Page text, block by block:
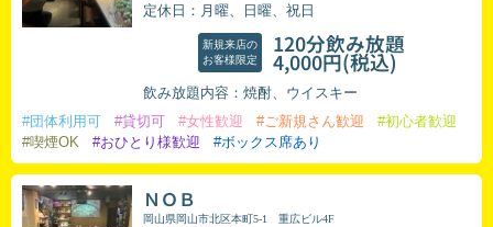
定休日：月曜、日曜、祝日
新規来店の
お客様限定
120分飲み放題
4,000円(税込)
飲み放題内容：焼酎、ウイスキー
#団体利用可 #貸切可 #女性歓迎 #ご新規さん歓迎
#初心者歓迎
#喫煙OK
#おひとり様歓迎 #ボックス席あり
ＮＯＢ
岡山県岡山市北区本町5-1 重広ビル4F